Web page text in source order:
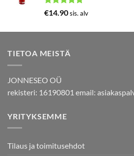
Arvostelu
€14.90sis. alv
TIETOA MEISTÄ
JONNESEO OÜ
rekisteri: 16190801 email:
YRITYKSEMME
Tilaus ja toimitusehdot